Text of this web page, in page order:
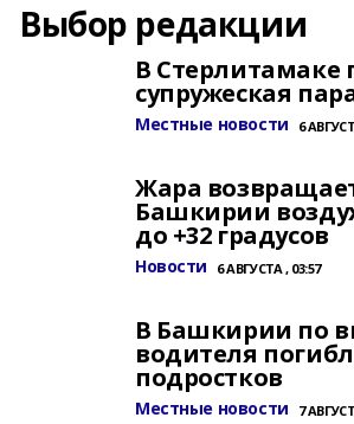
Выбор редакции
В Стерлитамаке
супружеская
Местные новости 6
Жара
Башкирии
до +32 градусов
Новости 6 АВГУСТА , 03:57
В Башкирии по
водителя
подростков
Местные новости 7